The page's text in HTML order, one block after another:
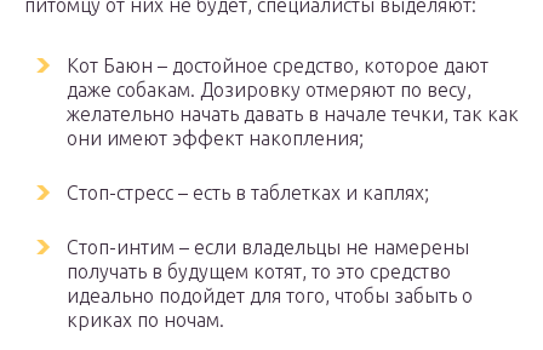
питомцу от них не будет, специалисты выделяют:
Кот Баюн – достойное средство, которое дают
даже собакам. Дозировку отмеряют по весу,
желательно начать давать в начале течки, так как
они имеют эффект накопления;
Стоп-стресс – есть в таблетках и каплях;
Стоп-интим – если владельцы не намерены
получать в будущем котят, то это средство
идеально подойдет для того, чтобы забыть о
криках по ночам.